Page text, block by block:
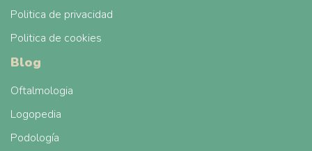
Politica de privacidad
Politica de cookies
Blog
Oftalmologia
Logopedia
Podología